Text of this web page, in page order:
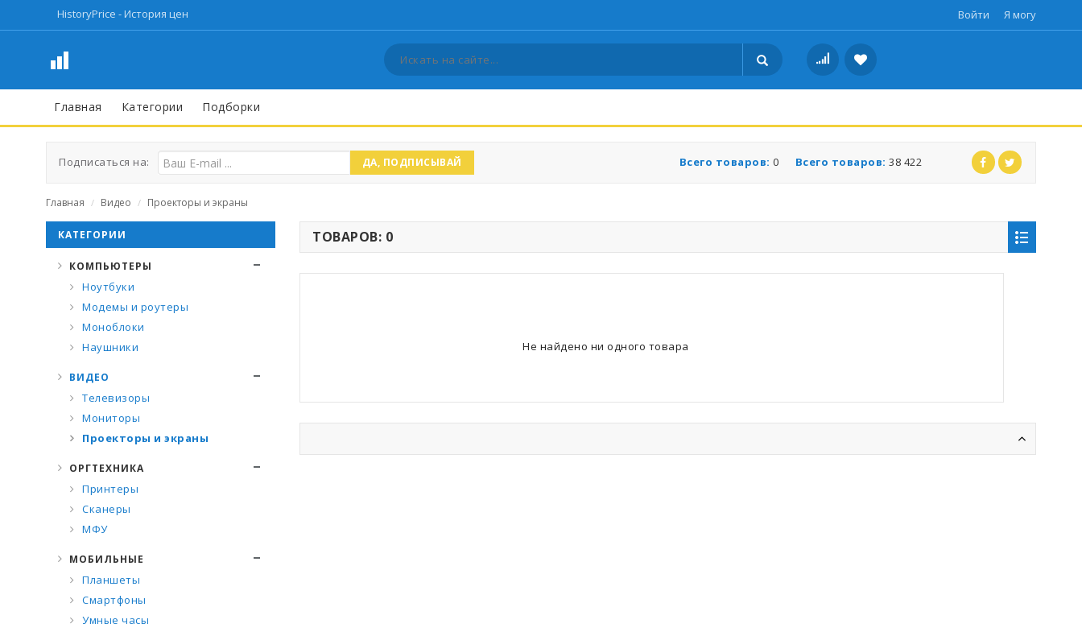
HistoryPrice - История цен Войти Я могу
Главная Категории Подборки
Подписаться на: ДА, ПОДПИСЫВАЙ Всего товаров: 38 422
Всего товаров: 0
Главная / Видео / Проекторы и экраны
ТОВАРОВ: 0
Не найдено ни одного товара
КАТЕГОРИИ
КОМПЬЮТЕРЫ
Ноутбуки
Модемы и роутеры
Моноблоки
Наушники
ВИДЕО
Телевизоры
Мониторы
Проекторы и экраны
ОРГТЕХНИКА
Принтеры
Сканеры
МФУ
МОБИЛЬНЫЕ
Планшеты
Смартфоны
Умные часы